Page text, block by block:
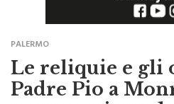
PALERMO
Le reliquie e gli
Padre Pio a
presentazione